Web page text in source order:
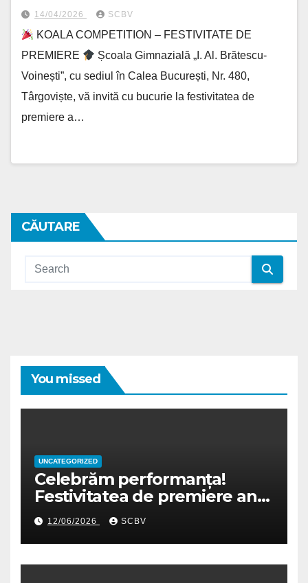
14/04/2026 SCBV
KOALA COMPETITION – FESTIVITATE DE
PREMIERE
Școala Gimnazială „I. Al. Brătescu-
Voinești”, cu sediul în Calea București, Nr. 480,
Târgoviște, vă invită cu bucurie la festivitatea de
premiere a…
CĂUTARE
You missed
UNCATEGORIZED
Celebrăm performanța!
Festivitatea de premiere an
școlar 2025-2026
12/06/2026 SCBV